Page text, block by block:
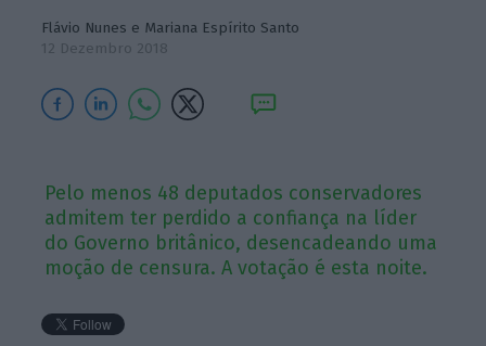
Flávio Nunes e Mariana Espírito Santo
12 Dezembro 2018
Pelo menos 48 deputados conservadores
admitem ter perdido a confiança na líder
do Governo britânico, desencadeando uma
moção de censura. A votação é esta noite.